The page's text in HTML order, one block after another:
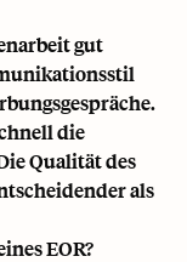
gut
die
Qualität des
als
EOR?